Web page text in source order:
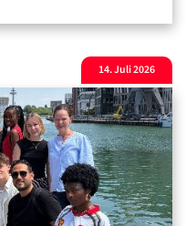
14. Juli 2026